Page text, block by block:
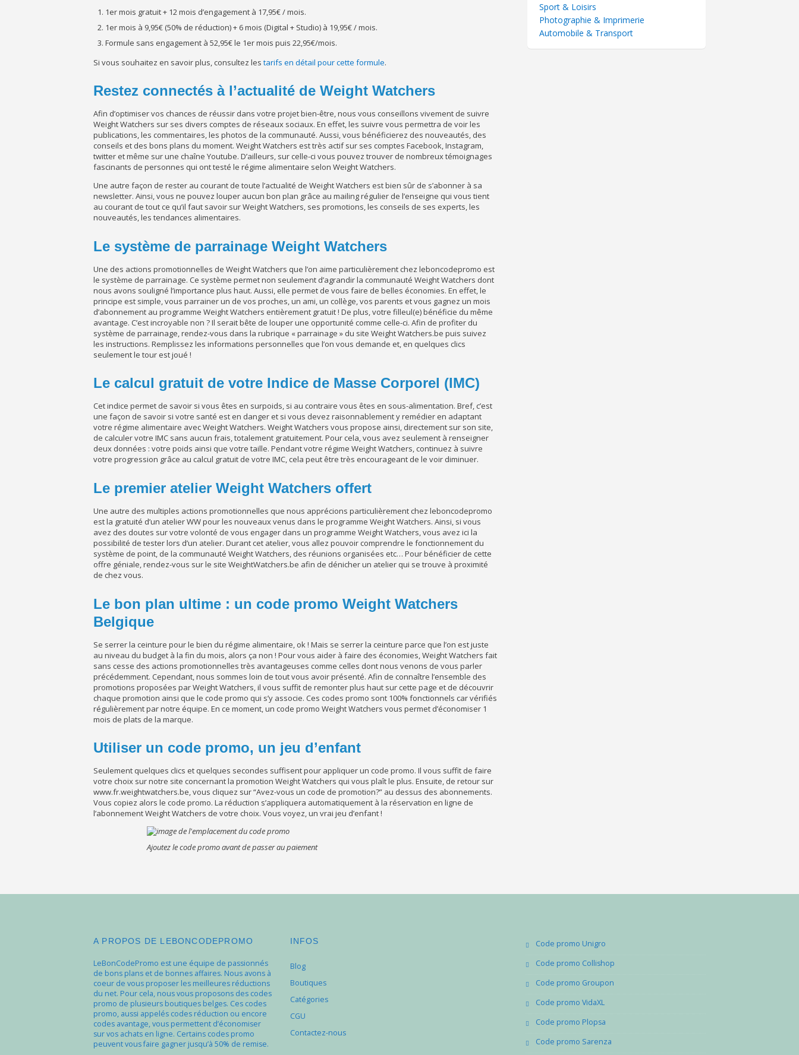
1er mois gratuit + 12 mois d’engagement à 17,95€ / mois.
1er mois à 9,95€ (50% de réduction) + 6 mois (Digital + Studio) à 19,95€ / mois.
Formule sans engagement à 52,95€ le 1er mois puis 22,95€/mois.
Si vous souhaitez en savoir plus, consultez les tarifs en détail pour cette formule.
Restez connectés à l’actualité de Weight Watchers
Afin d’optimiser vos chances de réussir dans votre projet bien-être, nous vous conseillons vivement de suivre
Weight Watchers sur ses divers comptes de réseaux sociaux. En effet, les suivre vous permettra de voir les
publications, les commentaires, les photos de la communauté. Aussi, vous bénéficierez des nouveautés, des
conseils et des bons plans du moment. Weight Watchers est très actif sur ses comptes Facebook, Instagram,
twitter et même sur une chaîne Youtube. D’ailleurs, sur celle-ci vous pouvez trouver de nombreux témoignages
fascinants de personnes qui ont testé le régime alimentaire selon Weight Watchers.
Une autre façon de rester au courant de toute l’actualité de Weight Watchers est bien sûr de s’abonner à sa
newsletter. Ainsi, vous ne pouvez louper aucun bon plan grâce au mailing régulier de l’enseigne qui vous tient
au courant de tout ce qu’il faut savoir sur Weight Watchers, ses promotions, les conseils de ses experts, les
nouveautés, les tendances alimentaires.
Le système de parrainage Weight Watchers
Une des actions promotionnelles de Weight Watchers que l’on aime particulièrement chez leboncodepromo est
le système de parrainage. Ce système permet non seulement d’agrandir la communauté Weight Watchers dont
nous avons souligné l’importance plus haut. Aussi, elle permet de vous faire de belles économies. En effet, le
principe est simple, vous parrainer un de vos proches, un ami, un collège, vos parents et vous gagnez un mois
d’abonnement au programme Weight Watchers entièrement gratuit ! De plus, votre filleul(e) bénéficie du même
avantage. C’est incroyable non ? Il serait bête de louper une opportunité comme celle-ci. Afin de profiter du
système de parrainage, rendez-vous dans la rubrique « parrainage » du site Weight Watchers.be puis suivez
les instructions. Remplissez les informations personnelles que l’on vous demande et, en quelques clics
seulement le tour est joué !
Le calcul gratuit de votre Indice de Masse Corporel (IMC)
Cet indice permet de savoir si vous êtes en surpoids, si au contraire vous êtes en sous-alimentation. Bref, c’est
une façon de savoir si votre santé est en danger et si vous devez raisonnablement y remédier en adaptant
votre régime alimentaire avec Weight Watchers. Weight Watchers vous propose ainsi, directement sur son site,
de calculer votre IMC sans aucun frais, totalement gratuitement. Pour cela, vous avez seulement à renseigner
deux données : votre poids ainsi que votre taille. Pendant votre régime Weight Watchers, continuez à suivre
votre progression grâce au calcul gratuit de votre IMC, cela peut être très encourageant de le voir diminuer.
Le premier atelier Weight Watchers offert
Une autre des multiples actions promotionnelles que nous apprécions particulièrement chez leboncodepromo
est la gratuité d’un atelier WW pour les nouveaux venus dans le programme Weight Watchers. Ainsi, si vous
avez des doutes sur votre volonté de vous engager dans un programme Weight Watchers, vous avez ici la
possibilité de tester lors d’un atelier. Durant cet atelier, vous allez pouvoir comprendre le fonctionnement du
système de point, de la communauté Weight Watchers, des réunions organisées etc… Pour bénéficier de cette
offre géniale, rendez-vous sur le site WeightWatchers.be afin de dénicher un atelier qui se trouve à proximité
de chez vous.
Le bon plan ultime : un code promo Weight Watchers
Belgique
Se serrer la ceinture pour le bien du régime alimentaire, ok ! Mais se serrer la ceinture parce que l’on est juste
au niveau du budget à la fin du mois, alors ça non ! Pour vous aider à faire des économies, Weight Watchers fait
sans cesse des actions promotionnelles très avantageuses comme celles dont nous venons de vous parler
précédemment. Cependant, nous sommes loin de tout vous avoir présenté. Afin de connaître l’ensemble des
promotions proposées par Weight Watchers, il vous suffit de remonter plus haut sur cette page et de découvrir
chaque promotion ainsi que le code promo qui s’y associe. Ces codes promo sont 100% fonctionnels car vérifiés
régulièrement par notre équipe. En ce moment, un code promo Weight Watchers vous permet d’économiser 1
mois de plats de la marque.
Utiliser un code promo, un jeu d’enfant
Seulement quelques clics et quelques secondes suffisent pour appliquer un code promo. Il vous suffit de faire
votre choix sur notre site concernant la promotion Weight Watchers qui vous plaît le plus. Ensuite, de retour sur
www.fr.weightwatchers.be, vous cliquez sur “Avez-vous un code de promotion?” au dessus des abonnements.
Vous copiez alors le code promo. La réduction s’appliquera automatiquement à la réservation en ligne de
l’abonnement Weight Watchers de votre choix. Vous voyez, un vrai jeu d’enfant !
Ajoutez le code promo avant de passer au paiement
Sport & Loisirs
Photographie & Imprimerie
Automobile & Transport
A PROPOS DE LEBONCODEPROMO
LeBonCodePromo est une équipe de passionnés
de bons plans et de bonnes affaires. Nous avons à
coeur de vous proposer les meilleures réductions
du net. Pour cela, nous vous proposons des codes
promo de plusieurs boutiques belges. Ces codes
promo, aussi appelés codes réduction ou encore
codes avantage, vous permettent d’économiser
sur vos achats en ligne. Certains codes promo
peuvent vous faire gagner jusqu’à 50% de remise.
INFOS
Blog
Boutiques
Catégories
CGU
Contactez-nous
Code promo Unigro
Code promo Collishop
Code promo Groupon
Code promo VidaXL
Code promo Plopsa
Code promo Sarenza